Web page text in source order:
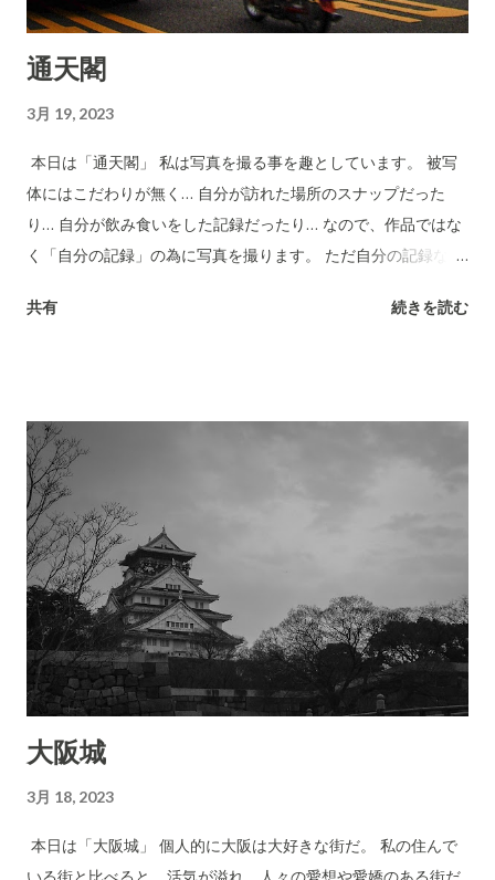
通天閣
3月 19, 2023
本日は「通天閣」 私は写真を撮る事を趣としています。 被写
体にはこだわりが無く… 自分が訪れた場所のスナップだった
り… 自分が飲み食いをした記録だったり… なので、作品ではな
く「自分の記録」の為に写真を撮ります。 ただ自分の記録なの
残しておきたい訳で… 通天閣みたく有名な物を撮ると… 自分で
てくれています。 目まぐるしく変わり続ける世の中。 街の風景
だけではなく、私の生活スタイルも日々変化している。 だが、
通天閣は今も昔も変わり事はなく、街のシンボルとして君臨し
ている。 今日はこの辺で。
共有 続きを読む
大阪城
3月 18, 2023
本日は「大阪城」 個人的に大阪は大好きな街だ。 私の住んで